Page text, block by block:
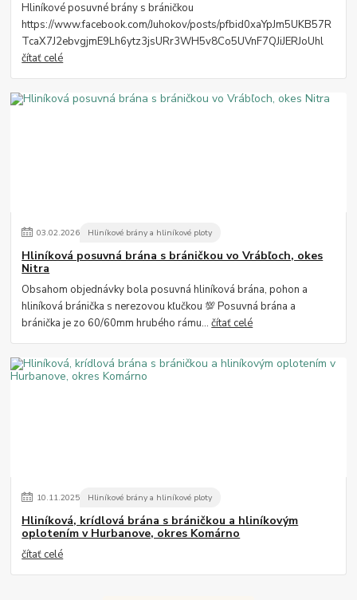
Hliníkové posuvné brány s bráničkou
https://www.facebook.com/Juhokov/posts/pfbid0xaYpJm5UKB57R
TcaX7J2ebvgjmE9Lh6ytz3jsURr3WH5v8Co5UVnF7QJiJERJoUhl
čítať celé
03.02.2026 Hliníkové brány a hliníkové ploty
Hliníková posuvná brána s bráničkou vo Vrábľoch, okes
Nitra
Obsahom objednávky bola posuvná hliníková brána, pohon a
hliníková bránička s nerezovou kľučkou 💯 Posuvná brána a
bránička je zo 60/60mm hrubého rámu...čítať celé
10.11.2025 Hliníkové brány a hliníkové ploty
Hliníková, krídlová brána s bráničkou a hliníkovým
oplotením v Hurbanove, okres Komárno
čítať celé